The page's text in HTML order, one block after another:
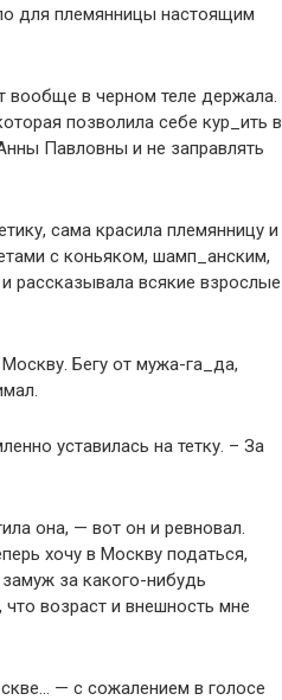
для племянницы настоящим
вообще в черном теле держала.
позволила себе кур_ить в
Павловны и не заправлять
сама красила племянницу и
с коньяком, шамп_анским,
рассказывала всякие взрослые
Бегу от мужа-га_да,
уставилась на тетку. – За
она, — вот он и ревновал.
хочу в Москву податься,
за какого-нибудь
что возраст и внешность мне
— с сожалением в голосе